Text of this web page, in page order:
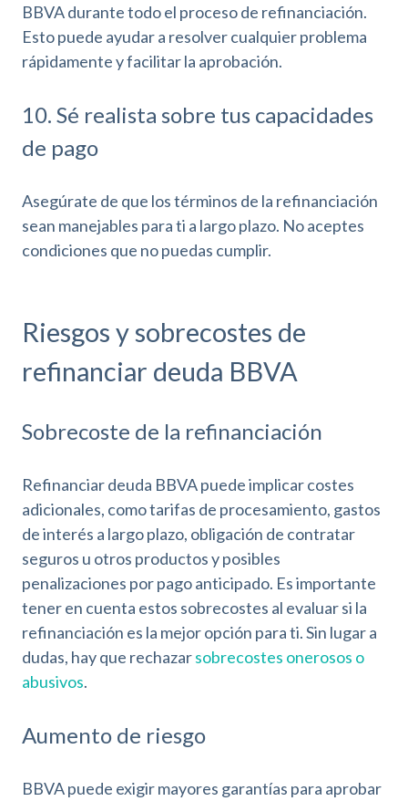
BBVA durante todo el proceso de refinanciación.
Esto puede ayudar a resolver cualquier problema
rápidamente y facilitar la aprobación.
10. Sé realista sobre tus capacidades
de pago
Asegúrate de que los términos de la refinanciación
sean manejables para ti a largo plazo. No aceptes
condiciones que no puedas cumplir.
Riesgos y sobrecostes de
refinanciar deuda BBVA
Sobrecoste de la refinanciación
Refinanciar deuda BBVA puede implicar costes
adicionales, como tarifas de procesamiento, gastos
de interés a largo plazo, obligación de contratar
seguros u otros productos y posibles
penalizaciones por pago anticipado. Es importante
tener en cuenta estos sobrecostes al evaluar si la
refinanciación es la mejor opción para ti. Sin lugar a
dudas, hay que rechazarsobrecostes onerosos o
abusivos.
Aumento de riesgo
BBVA puede exigir mayores garantías para aprobar